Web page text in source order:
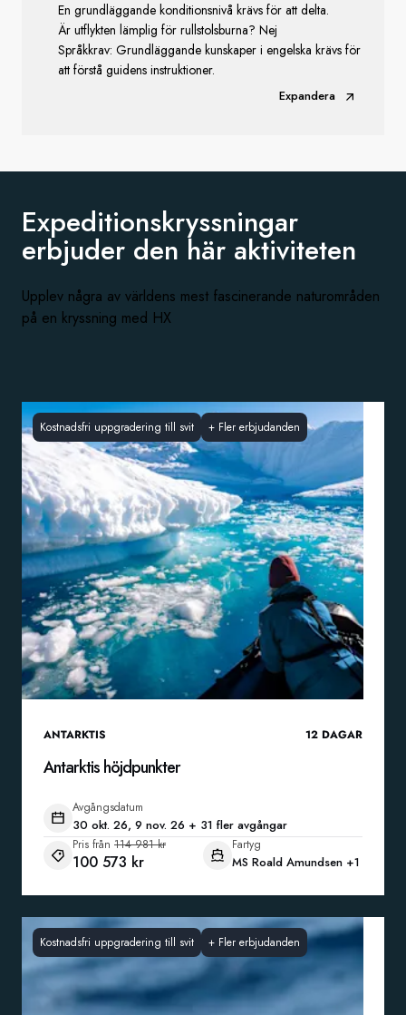
En grundläggande konditionsnivå krävs för att delta.
Är utflykten lämplig för rullstolsburna? Nej
Språkkrav: Grundläggande kunskaper i engelska krävs för
att förstå guidens instruktioner.
Expandera
Expeditionskryssningar
erbjuder den här aktiviteten
Upplev några av världens mest fascinerande naturområden
på en kryssning med HX
Kostnadsfri uppgradering till svit + Fler erbjudanden
ANTARKTIS 12 DAGAR
Antarktis höjdpunkter
Avgångsdatum
30 okt. 26, 9 nov. 26 + 31 fler avgångar
Pris från 114 981 kr
100 573 kr
Fartyg
MS Roald Amundsen +1
Kostnadsfri uppgradering till svit + Fler erbjudanden